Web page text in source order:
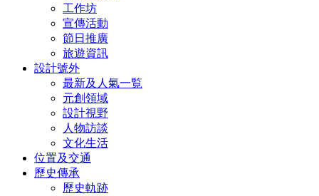
工作坊
宣傳活動
節日推廣
旅遊資訊
設計號外
最新及人氣一覧
元創領域
設計視野
人物訪談
文化生活
位置及交通
歷史傳承
歷史軌跡